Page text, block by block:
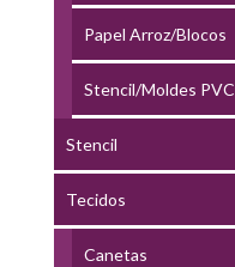
Papel Arroz/Blocos
Stencil/Moldes PVC
Stencil
Tecidos
Canetas